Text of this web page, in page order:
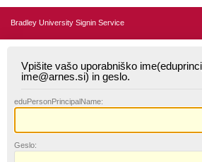
Bradley University Signin Service
Vpišite vašo uporabniško
ime@arnes.si) in geslo.
eduPersonPrincipalName:
Geslo: